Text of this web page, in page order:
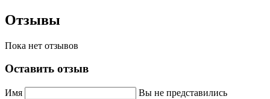
Отзывы
Пока нет отзывов
Оставить отзыв
Имя
Вы не представились